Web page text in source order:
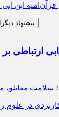
قرآن امیه ابن
پیشنهاد
؛ سلامت مغانلو،
در علوم